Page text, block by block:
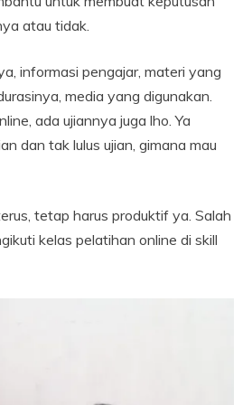
atau tidak.
informasi pengajar, materi yang
media yang digunakan.
ada ujiannya juga lho. Ya
dan tak lulus ujian, gimana mau
tetap harus produktif ya. Salah
kelas pelatihan online di skill